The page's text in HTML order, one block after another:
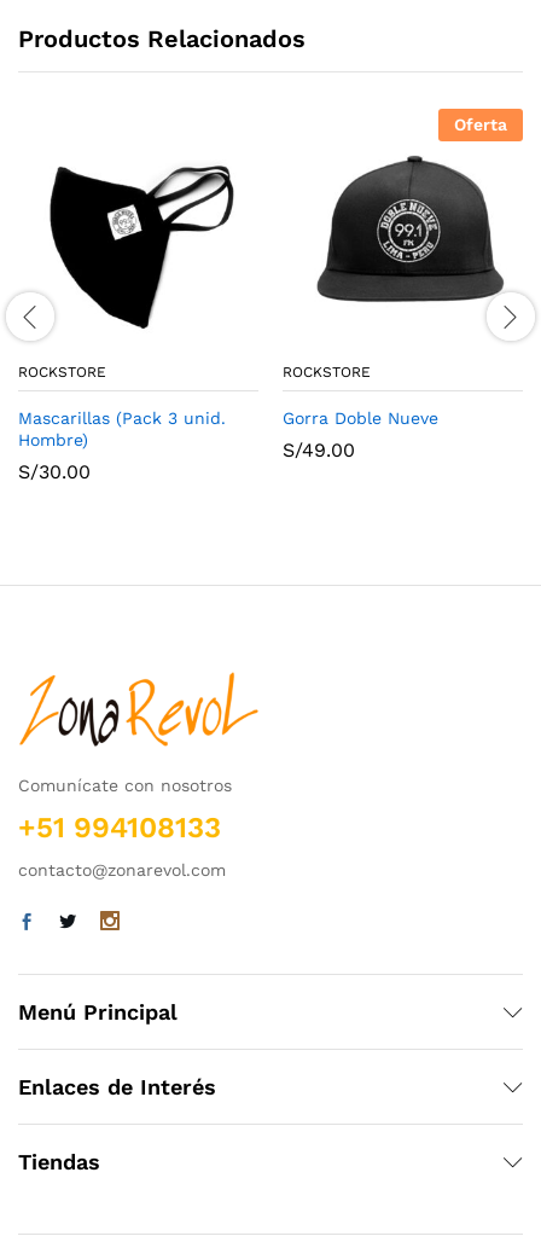
Productos Relacionados
ROCKSTORE
Mascarillas (Pack 3 unid.
Hombre)
S/30.00
Oferta
ROCKSTORE
Gorra Doble Nueve
S/49.00
Comunícate con nosotros
+51 994108133
contacto@zonarevol.com
Menú Principal
Enlaces de Interés
Tiendas